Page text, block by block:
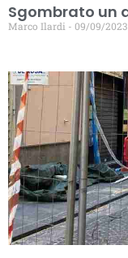
Sgombrato un
Marco Ilardi 09/09/2023